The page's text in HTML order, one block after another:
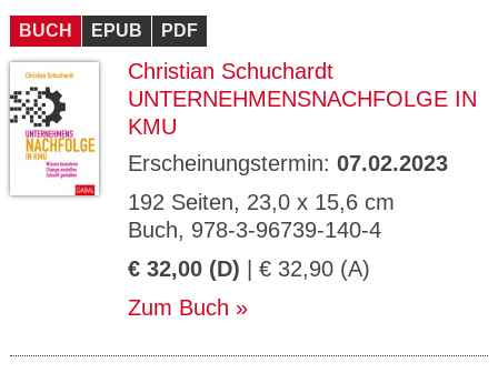
BUCH EPUB PDF
Christian Schuchardt
UNTERNEHMENSNACHFOLGE IN
KMU
Erscheinungstermin: 07.02.2023
192 Seiten, 23,0 x 15,6 cm
Buch, 978-3-96739-140-4
€ 32,00 (D) | € 32,90 (A)
Zum Buch